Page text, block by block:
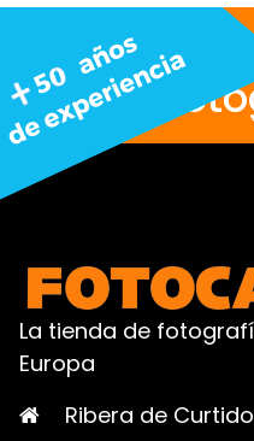
Nos
La tienda de
Europa
Ribera de